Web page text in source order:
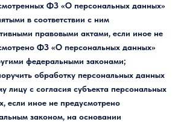
ФЗ «О персональных данных»
в соответствии с ним
правовыми актами, если иное не
ФЗ «О персональных данных»
федеральными законами;
обработку персональных данных
лицу с согласия субъекта персональных
если иное не предусмотрено
законом, на основании